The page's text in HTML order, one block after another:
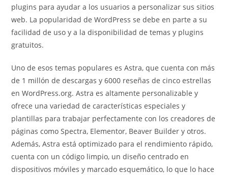
plugins para ayudar a los usuarios a personalizar sus sitios
web. La popularidad de WordPress se debe en parte a su
facilidad de uso y a la disponibilidad de temas y plugins
gratuitos.
Uno de esos temas populares es Astra, que cuenta con más
de 1 millón de descargas y 6000 reseñas de cinco estrellas
en WordPress.org. Astra es altamente personalizable y
ofrece una variedad de características especiales y
plantillas para trabajar perfectamente con los creadores de
páginas como Spectra, Elementor, Beaver Builder y otros.
Además, Astra está optimizado para el rendimiento rápido,
cuenta con un código limpio, un diseño centrado en
dispositivos móviles y marcado esquemático, lo que lo hace